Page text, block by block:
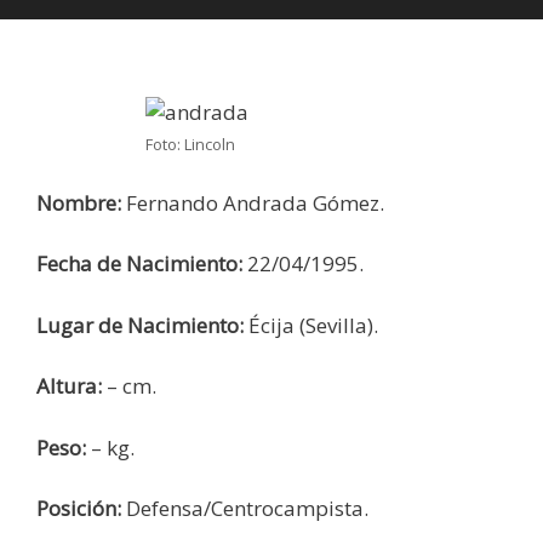
Foto: Lincoln
Nombre: Fernando Andrada Gómez.
Fecha de Nacimiento: 22/04/1995.
Lugar de Nacimiento: Écija (Sevilla).
Altura: – cm.
Peso: – kg.
Posición: Defensa/Centrocampista.